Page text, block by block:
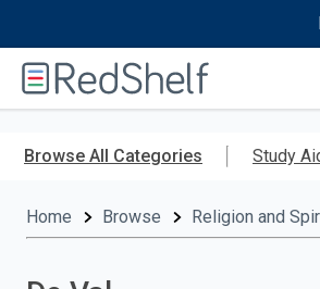
RedShelf
Browse All Categories Study
Home Browse Religion and